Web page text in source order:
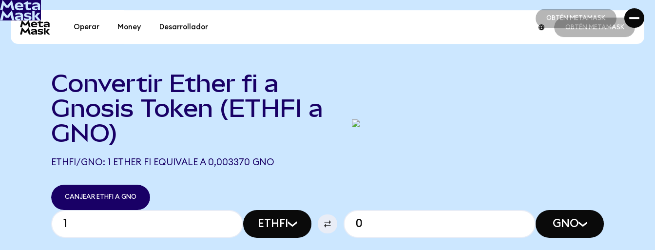
OBTÉN METAMASK
OBTÉN METAMASK
Operar Money Desarrollador OBTÉN METAMASK
Convertir Ether fi a
Gnosis Token (ETHFI a
GNO)
ETHFI/GNO: 1 ETHER FI EQUIVALE A 0,003370 GNO
CANJEAR ETHFI A GNO
ETHFI GNO